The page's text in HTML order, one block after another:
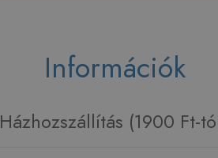
Információk
Házhozszállítás (1900 Ft-